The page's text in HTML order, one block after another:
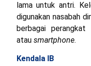
lama untuk antri.
digunakan nasabah
berbagai perangkat
atau smartphone.
Kendala IB